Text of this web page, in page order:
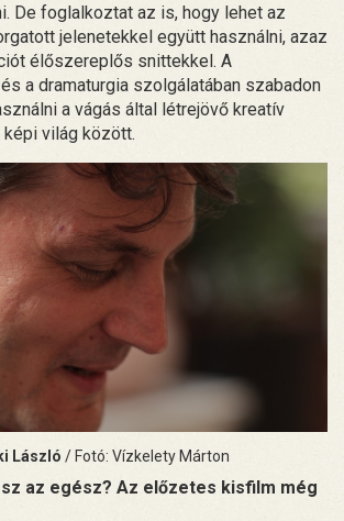
De foglalkoztat az is, hogy lehet az
jelenetekkel együtt használni, azaz
élőszereplős snittekkel. A
a dramaturgia szolgálatában szabadon
a vágás által létrejövő kreatív
világ között.
László / Fotó: Vízkelety Márton
az egész? Az előzetes kisfilm még